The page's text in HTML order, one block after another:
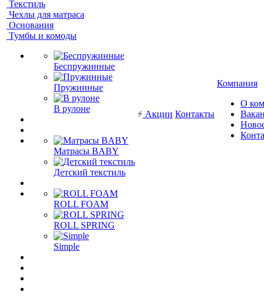
Текстиль
Чехлы для матраса
Основания
Тумбы и комоды
Беспружинные
Пружинные
В рулоне
Матрасы BABY
Детский текстиль
ROLL FOAM
ROLL SPRING
Simple
Акции Контакты
Компания
О